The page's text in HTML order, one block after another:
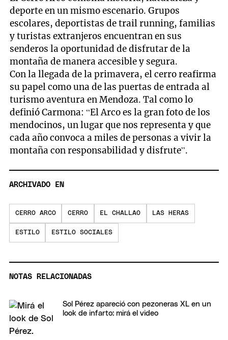
deporte en un mismo escenario. Grupos
escolares, deportistas de trail running, familias
y turistas extranjeros encuentran en sus
senderos la oportunidad de disfrutar de la
montaña de manera accesible y segura.
Con la llegada de la primavera, el cerro reafirma
su papel como una de las puertas de entrada al
turismo aventura en Mendoza. Tal como lo
definió Carmona: “El Arco es la gran foto de los
mendocinos, un lugar que nos representa y que
cada año convoca a miles de personas a vivir la
montaña con responsabilidad y disfrute”.
ARCHIVADO EN
CERRO ARCO CERRO EL CHALLAO LAS HERAS
ESTILO ESTILO SOCIALES
NOTAS RELACIONADAS
Sol Pérez apareció con pezoneras XL en un
look de infarto: mirá el video